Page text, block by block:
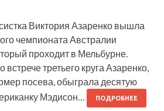
Виктория Азаренко вышла
чемпионата Австралии
проходит в Мельбурне.
встрече третьего круга Азаренко,
посева, обыграла десятую
Мэдисон…
ПОДРОБНЕЕ